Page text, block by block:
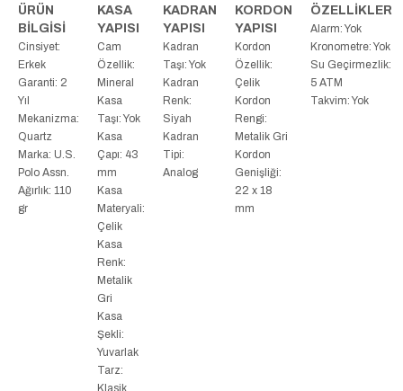
ÜRÜN
BİLGİSİ
Cinsiyet:
Erkek
Garanti: 2
Yıl
Mekanizma:
Quartz
Marka: U.S.
Polo Assn.
Ağırlık: 110
gr
KASA
YAPISI
Cam
Özellik:
Mineral
Kasa
Taşı: Yok
Kasa
Çapı: 43
mm
Kasa
Materyali:
Çelik
Kasa
Renk:
Metalik
Gri
Kasa
Şekli:
Yuvarlak
Tarz:
KADRAN
YAPISI
Kadran
Taşı: Yok
Kadran
Renk:
Siyah
Kadran
Tipi:
Analog
KORDON
YAPISI
Kordon
Özellik:
Çelik
Kordon
Rengi:
Metalik Gri
Kordon
Genişliği:
22 x 18
mm
ÖZELLİKLER
Alarm: Yok
Kronometre: Yok
Su Geçirmezlik:
5 ATM
Takvim: Yok